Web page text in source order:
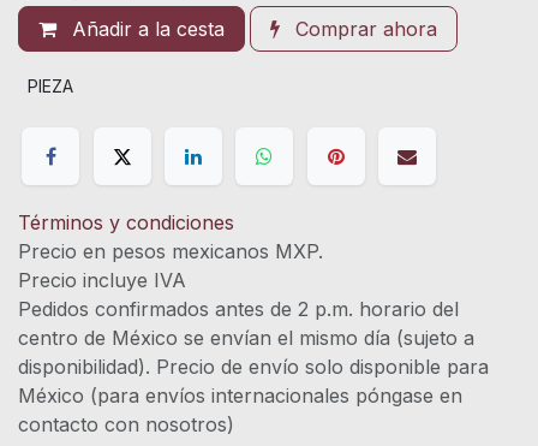
Añadir a la cesta Comprar ahora
PIEZA
Términos y condiciones
Precio en pesos mexicanos MXP.
Precio incluye IVA
Pedidos confirmados antes de 2 p.m. horario del
centro de México se envían el mismo día (sujeto a
disponibilidad). Precio de envío solo disponible para
México (para envíos internacionales póngase en
contacto con nosotros)